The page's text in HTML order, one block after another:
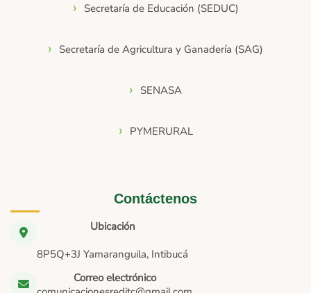
Secretaría de Educación (SEDUC)
Secretaría de Agricultura y Ganadería (SAG)
SENASA
PYMERURAL
Contáctenos
Ubicación
8P5Q+3J Yamaranguila, Intibucá
Correo electrónico